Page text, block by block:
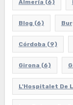
Almería (6)
Blog (6)
Córdoba (9)
Girona (6)
L'Hospitalet De